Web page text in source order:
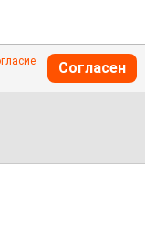
Согласен